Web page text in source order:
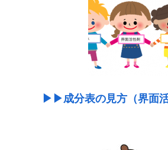
▶︎▶︎成分表の見方（界面活